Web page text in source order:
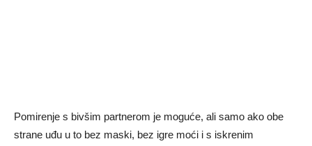
Pomirenje s bivšim partnerom je moguće, ali samo ako obe
strane uđu u to bez maski, bez igre moći i s iskrenim